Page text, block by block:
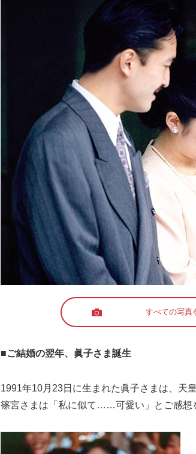
すべての写真
■ご結婚の翌年、眞子さま誕生
1991年10月23日に生まれた眞子さまは、天
篠宮さまは「私に似て……可愛い」とご感想